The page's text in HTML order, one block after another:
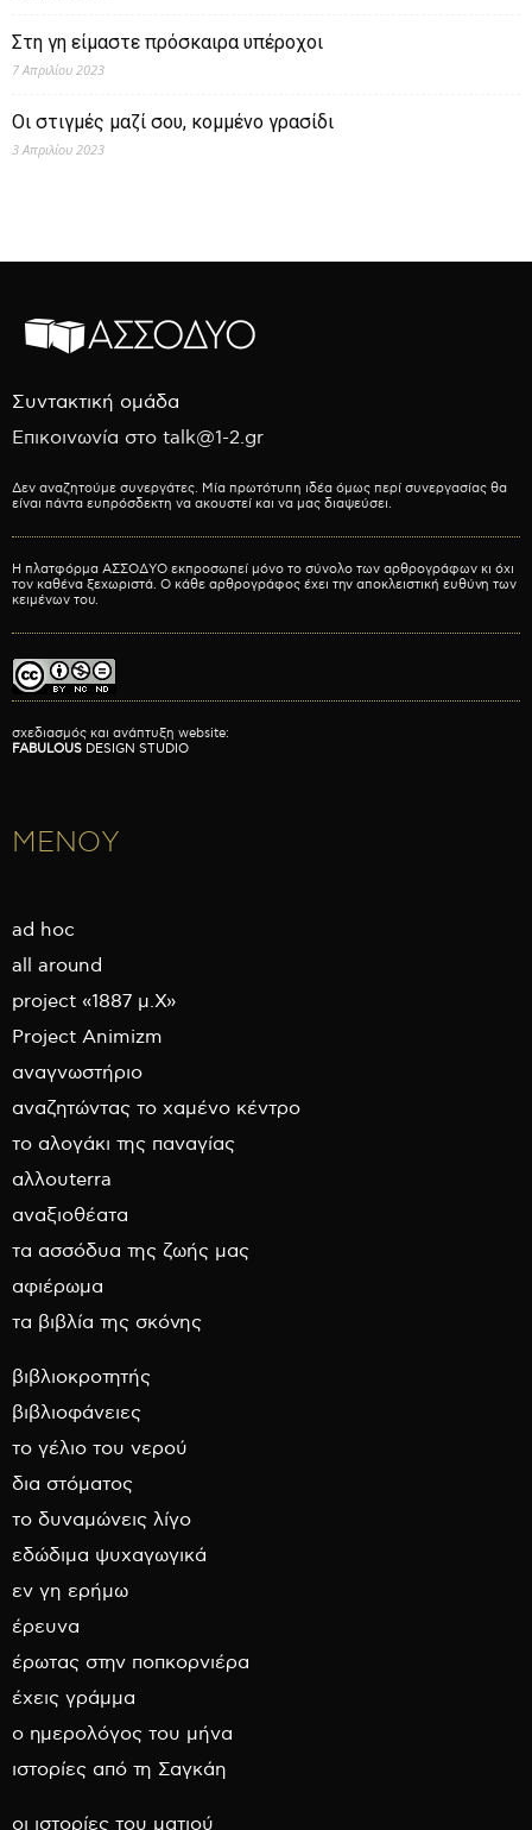
Στη γη είμαστε πρόσκαιρα υπέροχοι
7 Απριλίου 2023
Οι στιγμές μαζί σου, κομμένο γρασίδι
3 Απριλίου 2023
Συντακτική ομάδα
Επικοινωνία στο talk@1-2.gr
Δεν αναζητούμε συνεργάτες. Μία πρωτότυπη ιδέα όμως περί συνεργασίας θα
είναι πάντα ευπρόσδεκτη να ακουστεί και να μας διαψεύσει.
Η πλατφόρμα ΑΣΣΟΔΥΟ εκπροσωπεί μόνο το σύνολο των αρθρογράφων κι όχι
τον καθένα ξεχωριστά. Ο κάθε αρθρογράφος έχει την αποκλειστική ευθύνη των
κειμένων του.
σχεδιασμός και ανάπτυξη website:
FABULOUS DESIGN STUDIO
ΜΕΝΟΥ
ad hoc
all around
project «1887 μ.Χ»
Project Animizm
αναγνωστήριο
αναζητώντας το χαμένο κέντρο
το αλογάκι της παναγίας
αλλουterra
αναξιοθέατα
τα ασσόδυα της ζωής μας
αφιέρωμα
τα βιβλία της σκόνης
βιβλιοκροτητής
βιβλιοφάνειες
το γέλιο του νερού
δια στόματος
το δυναμώνεις λίγο
εδώδιμα ψυχαγωγικά
εν γη ερήμω
έρευνα
έρωτας στην ποπκορνιέρα
έχεις γράμμα
ο ημερολόγος του μήνα
ιστορίες από τη Σαγκάη
οι ιστορίες του ματιού